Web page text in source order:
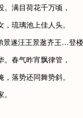
满目荷花千万顷，
琉璃池上佳人头。
遂汪王景逖齐王…登
春气昨宵飘律管，
落势还同舞势斜。